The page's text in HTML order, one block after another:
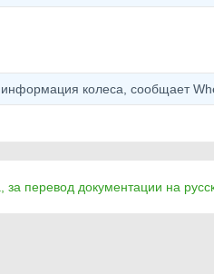
информация колеса, сообщает
перевод документации на